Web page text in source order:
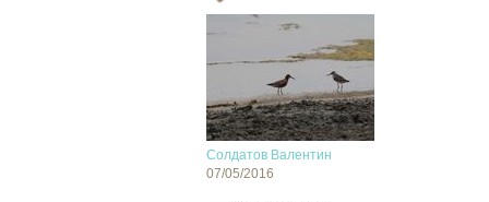
Солдатов Валентин
07/05/2016